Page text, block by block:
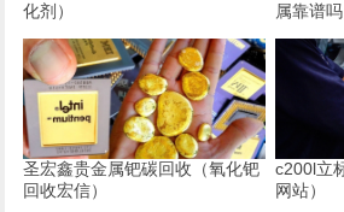
化剂）
属靠谱吗
圣宏鑫贵金属钯碳回收（氧化钯
回收宏信）
c200l立
网站）